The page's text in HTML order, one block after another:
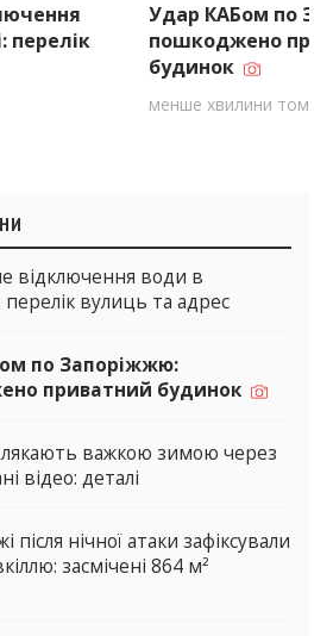
перелік
Удар КАБом по
пошкоджено
будинок
менше хвилини тому
відключення води в
перелік вулиць та адрес
по Запоріжжю:
приватний будинок
лякають важкою зимою через
відео: деталі
після нічної атаки зафіксували
засмічені 864 м²